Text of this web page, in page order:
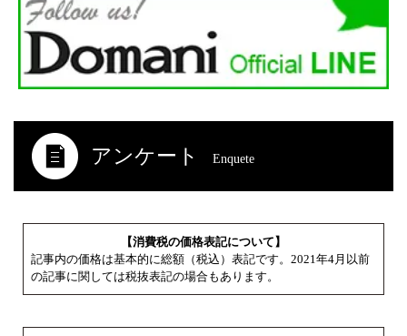
アンケート Enquete
【消費税の価格表記について】
記事内の価格は基本的に総額（税込）表記です。2021年4月以前
の記事に関しては税抜表記の場合もあります。